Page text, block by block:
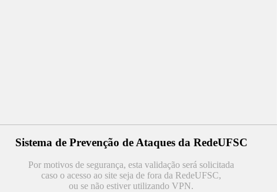
Sistema de Prevenção de Ataques da RedeUFSC
Por motivos de segurança, esta validação será solicitada
caso o acesso ao site seja de fora da RedeUFSC,
ou se não estiver utilizando VPN.